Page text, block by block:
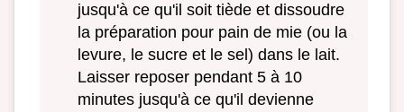
jusqu'à ce qu'il soit tiède et dissoudre
la préparation pour pain de mie (ou la
levure, le sucre et le sel) dans le lait.
Laisser reposer pendant 5 à 10
minutes jusqu'à ce qu'il devienne